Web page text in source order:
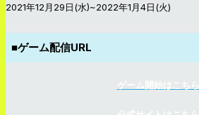
2021年12月29日(水)~2022年1月4日(火)
■ゲーム配信URL